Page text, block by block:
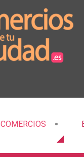
COMERCIOS